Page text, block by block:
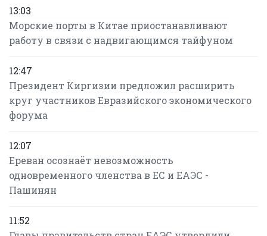
13:03
Морские порты в Китае приостанавливают
работу в связи с надвигающимся тайфуном
12:47
Президент Киргизии предложил расширить
круг участников Евразийского экономического
форума
12:07
Ереван осознаёт невозможность
одновременного членства в ЕС и ЕАЭС -
Пашинян
11:52